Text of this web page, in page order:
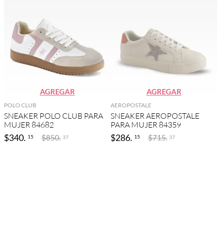
AGREGAR
POLO CLUB
SNEAKER POLO CLUB PARA
MUJER 84682
$340. 15 $850. 37
AGREGAR
AEROPOSTALE
SNEAKER AEROPOSTALE
PARA MUJER 84359
$286. 15 $715. 37